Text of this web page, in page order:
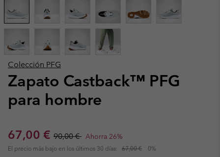
Colección PFG
Zapato Castback™ PFG
para hombre
Sale price:
67,00 € Regular price:
90,00 € Ahorra 26%
El precio más bajo en los últimos 30 días: 67,00 € 0%